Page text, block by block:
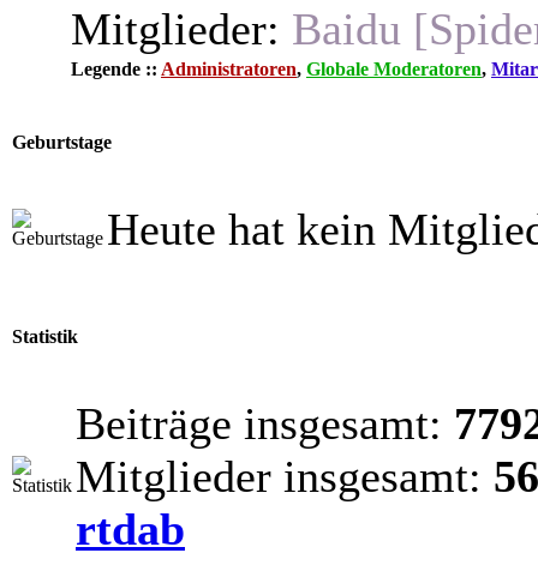
Mitglieder: Baidu
Legende :: Administratoren, Globale Moderatoren,
Geburtstage
Heute hat kein
Statistik
Beiträge insgesamt:
Mitglieder insgesamt:
rtdab